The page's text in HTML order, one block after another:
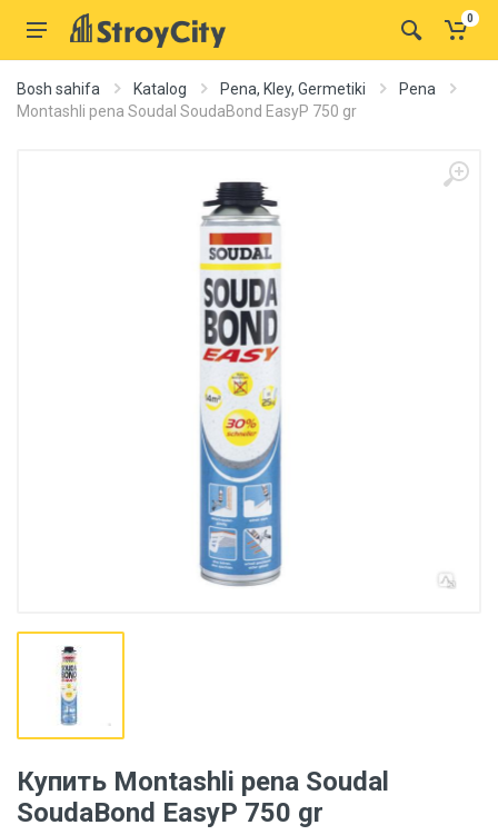
0
Bosh sahifa Katalog Pena, Kley, Germetiki
Pena
Montashli pena Soudal SoudaBond EasyP 750 gr
Купить Montashli pena Soudal
SoudaBond EasyP 750 gr